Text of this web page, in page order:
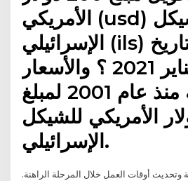
الأمريكي (usd) للشيكل
الإسرائيلي (ils) اليوم بتاريخ
الاثنين 18 يناير 2021 ؟ والأسعار
التاريخية منذ عام 2001 لمبلغ
دولار الأمريكي للشيكل
الإسرائيلي.
وتحديث أوقات العمل خلال المرحلة الراهنة.